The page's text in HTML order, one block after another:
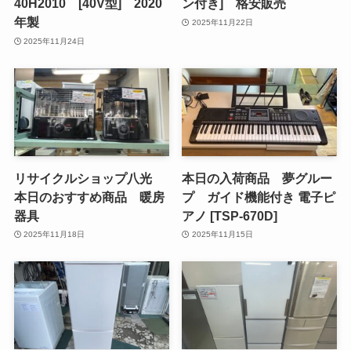
40H2010 [40V型] 2020
年製
2025年11月24日
ン付き] 格安販売
2025年11月22日
リサイクルショップ八光
本日のおすすめ商品 暖房
器具
2025年11月18日
本日の入荷商品 夢グルー
プ ガイド機能付き 電子ピ
アノ [TSP-670D]
2025年11月15日